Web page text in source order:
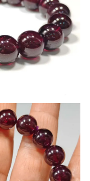
い色合いが魅力です。
＞
赤紫色の美しいガーネ
を円滑にするとも言わ
ている場合がございま
ていますが、モニター